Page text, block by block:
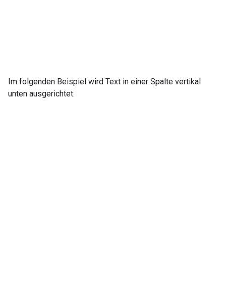
Im folgenden Beispiel wird Text in einer Spalte vertikal
unten ausgerichtet: